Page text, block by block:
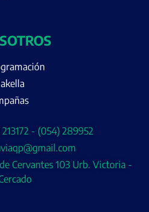
- (054) 289952
Cervantes 103 Urb. Victoria -